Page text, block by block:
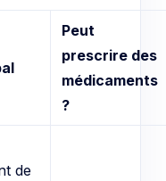
Peut
prescrire des
médicaments
?
de